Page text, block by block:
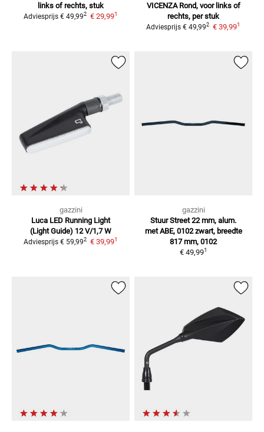
links of rechts, stuk
Adviesprijs € 49,992 € 29,991
VICENZA Rond, voor links of
rechts, per stuk
Adviesprijs € 49,992 € 39,991
gazzini
Luca LED Running Light
(Light Guide) 12 V/1,7 W
Adviesprijs € 59,992 € 39,991
gazzini
Stuur Street 22 mm, alum.
met ABE, 0102 zwart, breedte
817 mm, 0102
€ 49,991